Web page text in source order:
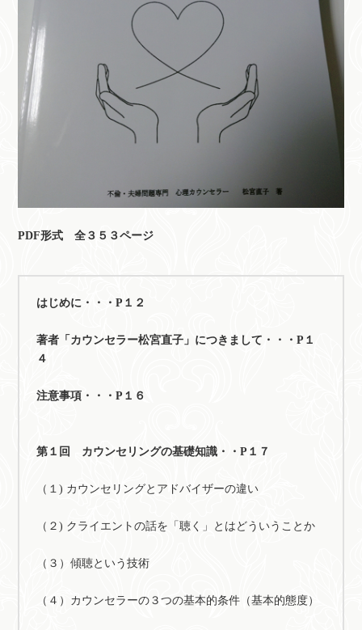
PDF形式 全３５３ページ
はじめに・・・P１２
著者「カウンセラー松宮直子」につきまして・・・P１
４
注意事項・・・P１６
第１回 カウンセリングの基礎知識・・P１７
（１) カウンセリングとアドバイザーの違い
（２) クライエントの話を「聴く」とはどういうことか
（３）傾聴という技術
（４）カウンセラーの３つの基本的条件（基本的態度）